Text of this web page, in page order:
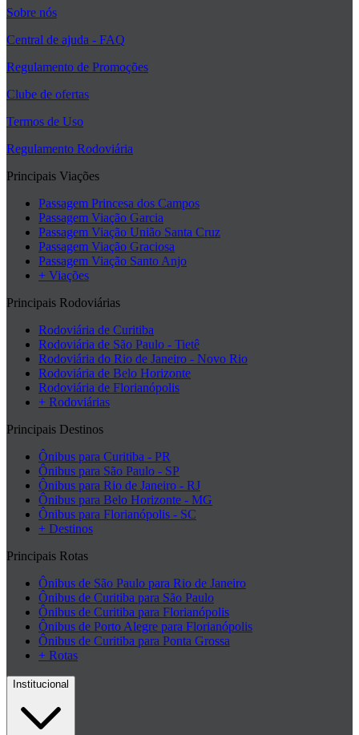
Sobre nós
Central de ajuda - FAQ
Regulamento de Promoções
Clube de ofertas
Termos de Uso
Regulamento Rodoviária
Principais Viações
Passagem Princesa dos Campos
Passagem Viação Garcia
Passagem Viação União Santa Cruz
Passagem Viação Graciosa
Passagem Viação Santo Anjo
+ Viações
Principais Rodoviárias
Rodoviária de Curitiba
Rodoviária de São Paulo - Tietê
Rodoviária do Rio de Janeiro - Novo Rio
Rodoviária de Belo Horizonte
Rodoviária de Florianópolis
+ Rodoviárias
Principais Destinos
Ônibus para Curitiba - PR
Ônibus para São Paulo - SP
Ônibus para Rio de Janeiro - RJ
Ônibus para Belo Horizonte - MG
Ônibus para Florianópolis - SC
+ Destinos
Principais Rotas
Ônibus de São Paulo para Rio de Janeiro
Ônibus de Curitiba para São Paulo
Ônibus de Curitiba para Florianópolis
Ônibus de Porto Alegre para Florianópolis
Ônibus de Curitiba para Ponta Grossa
+ Rotas
Institucional